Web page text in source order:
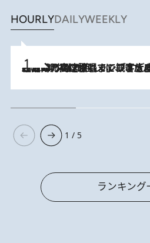
HOURLYDAILYWEEKLY
2026.8.7
「湘南乃風に憧れて」観客大盛上がりの“タオル回し”に、ラッパー顔負けの高速歌唱まで…さだまさし（74）のアグレッシブすぎる現在地
1 / 5
ランキング